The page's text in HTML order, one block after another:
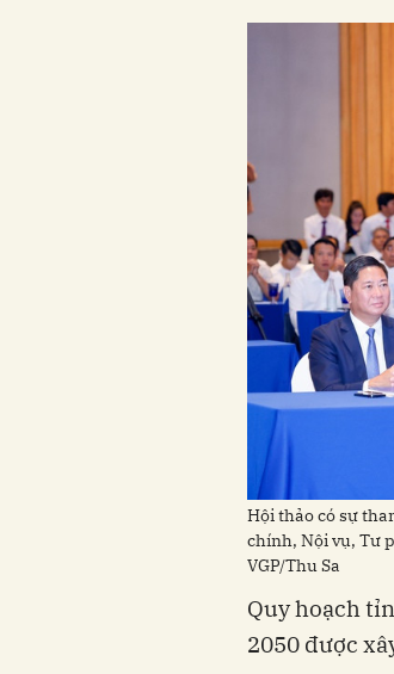
Hội thảo có sự
chính, Nội vụ, Tư
VGP/Thu Sa
Quy hoạch
2050 được